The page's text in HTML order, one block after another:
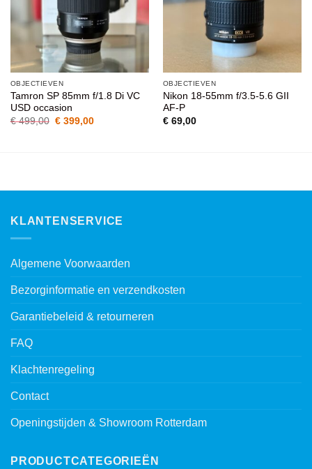
OBJECTIEVEN
Tamron SP 85mm f/1.8 Di VC
USD occasion
€499,00 Oorspronkelijke
€399,00Huidige
OBJECTIEVEN
Nikon 18-55mm f/3.5-5.6 GII
AF-P
€69,00
KLANTENSERVICE
Algemene Voorwaarden
Bezorginformatie en verzendkosten
Garantiebeleid & retourneren
FAQ
Klachtenregeling
Contact
Openingstijden & Showroom Rotterdam
PRODUCTCATEGORIEËN